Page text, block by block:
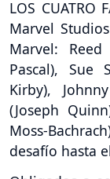
LOS CUATRO
Marvel
Marvel:
Pascal), Sue
Kirby),
(Joseph
Moss-
desafío hasta